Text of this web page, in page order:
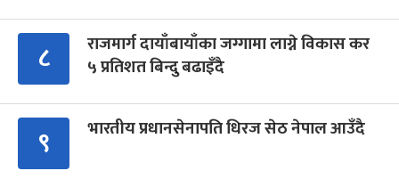
८
राजमार्ग दायाँबायाँका जग्गामा लाग्ने विकास कर
५ प्रतिशत बिन्दु बढाइँदै
९ भारतीय प्रधानसेनापति धिरज सेठ नेपाल आउँदै